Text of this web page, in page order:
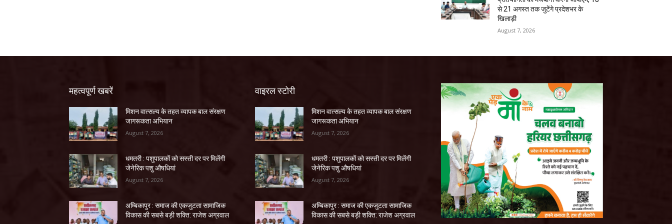
से 21 अगस्त तक जुटेंगे प्रदेशभर के
खिलाड़ी
August 7, 2026
महत्वपूर्ण खबरें
मिशन वात्सल्य के तहत व्यापक बाल संरक्षण
जागरूकता अभियान
August 7, 2026
धमतरी : पशुपालकों को सस्ती दर पर मिलेंगी
जेनेरिक पशु औषधियां
August 7, 2026
अम्बिकापुर : समाज की एकजुटता सामाजिक
विकास की सबसे बड़ी शक्ति: राजेश अग्रवाल
वाइरल स्टोरी
मिशन वात्सल्य के तहत व्यापक बाल संरक्षण
जागरूकता अभियान
August 7, 2026
धमतरी : पशुपालकों को सस्ती दर पर मिलेंगी
जेनेरिक पशु औषधियां
August 7, 2026
अम्बिकापुर : समाज की एकजुटता सामाजिक
विकास की सबसे बड़ी शक्ति: राजेश अग्रवाल